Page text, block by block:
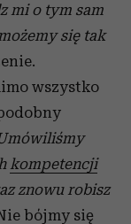
mi o tym sam
się tak
wszystko
kompetencji
znowu robisz
bójmy się